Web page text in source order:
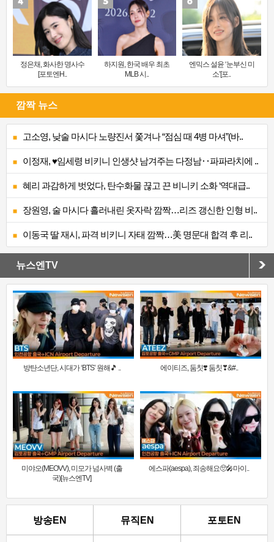
정은채, 화사한 명사수
[포토엔H..
하지원, 한국 배우 최초
MLB 시..
엔믹스 설윤 ‘눈부신 미
소’[포..
깜짝 뉴스
고소영, 낮술 마시다 노량진서 쫓겨나 “점심 때 4병 마셔”(바..
이정재, ♥임세령 비키니 인생샷 남겨주는 다정남‥파파라치에 ..
혜리 과감하게 벗었다, 탄수화물 끊고 끈 비니키 소화 ‘역대급..
장원영, 술 마시다 흘러내린 옷자락 깜짝…리즈 갱신한 인형 비..
이동국 딸 재시, 파격 비키니 자태 깜짝…美 명문대 합격 후 리..
뉴스엔TV
방탄소년단, 시대가 ‘BTS’ 원해🎵 .. 에이티즈, 둠칫❣️ 둠칫❣&#..
미야오(MEOVV), 미모가 넘사벽 (출
국)[뉴스엔TV]
에스파(aespa), 죄송해요🥺🎤마이..
방송EN 뮤직EN 포토EN